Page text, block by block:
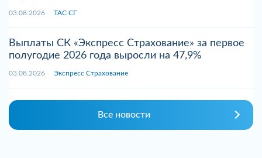
03.08.2026 ТАС СГ
Выплаты СК «Экспресс Страхование» за первое
полугодие 2026 года выросли на 47,9%
03.08.2026 Экспресс Страхование
Все новости